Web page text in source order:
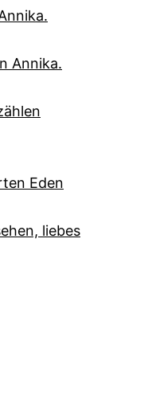
Annika.
Eden
liebes